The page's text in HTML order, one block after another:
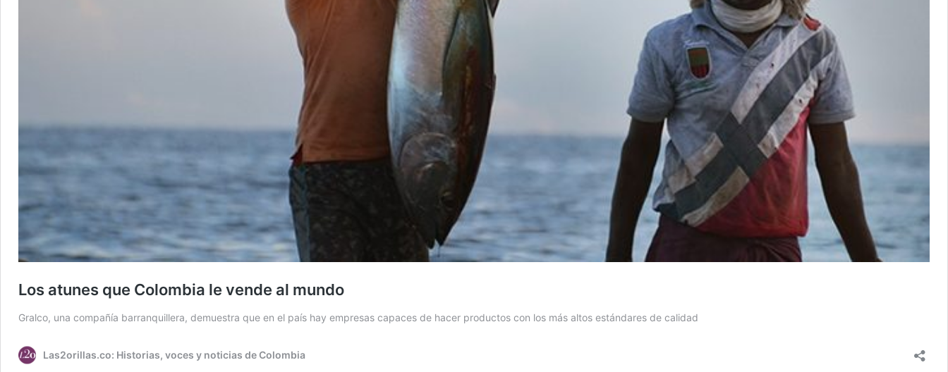
Los atunes que Colombia le vende al mundo
Gralco, una compañía barranquillera, demuestra que en el país hay empresas capaces de hacer productos con los más altos estándares de calidad
Las2orillas.co: Historias, voces y noticias de Colombia